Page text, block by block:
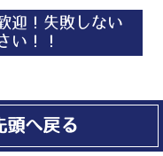
迎！失敗しない
い！！
頭へ戻る